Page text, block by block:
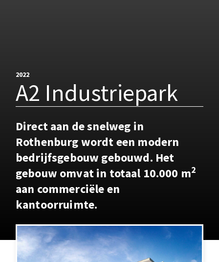
2022
A2 Industriepark
Direct aan de snelweg in
Rothenburg wordt een modern
bedrijfsgebouw gebouwd. Het
gebouw omvat in totaal 10.000 m2
aan commerciële en
kantoorruimte.